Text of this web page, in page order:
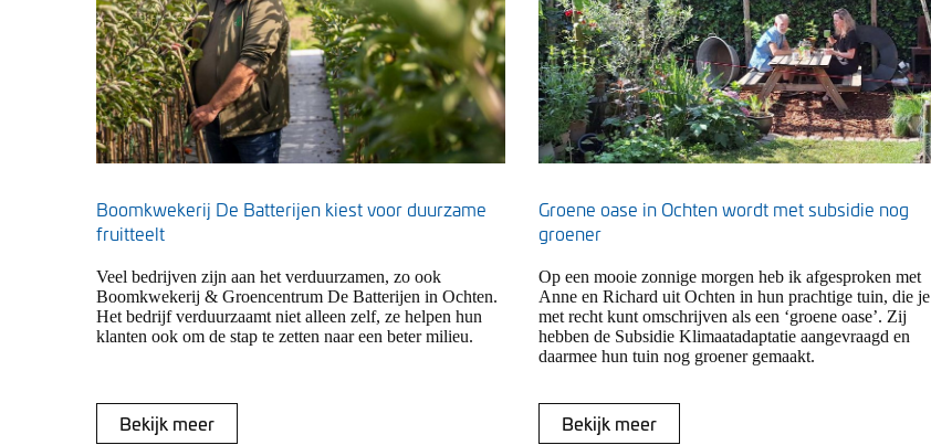
Boomkwekerij De Batterijen kiest voor duurzame
fruitteelt
Veel bedrijven zijn aan het verduurzamen, zo ook
Boomkwekerij & Groencentrum De Batterijen in Ochten.
Het bedrijf verduurzaamt niet alleen zelf, ze helpen hun
klanten ook om de stap te zetten naar een beter milieu.
Bekijk meer
Groene oase in Ochten wordt met subsidie nog
groener
Op een mooie zonnige morgen heb ik afgesproken met
Anne en Richard uit Ochten in hun prachtige tuin, die je
met recht kunt omschrijven als een ‘groene oase’. Zij
hebben de Subsidie Klimaatadaptatie aangevraagd en
daarmee hun tuin nog groener gemaakt.
Bekijk meer